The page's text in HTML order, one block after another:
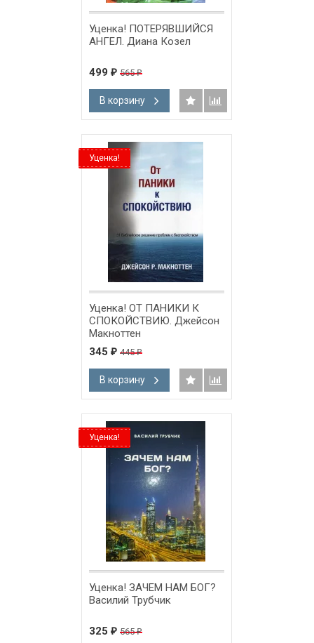
Уценка! ПОТЕРЯВШИЙСЯ
АНГЕЛ. Диана Козел
499 ₽ 565₽
В корзину
Уценка!
Уценка! ОТ ПАНИКИ К
СПОКОЙСТВИЮ. Джейсон
Макноттен
345 ₽ 445₽
В корзину
Уценка!
Уценка! ЗАЧЕМ НАМ БОГ?
Василий Трубчик
325 ₽ 565₽